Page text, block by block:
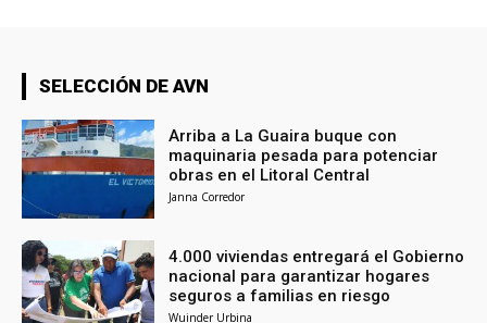
SELECCIÓN DE AVN
Arriba a La Guaira buque con
maquinaria pesada para potenciar
obras en el Litoral Central
Janna Corredor
4.000 viviendas entregará el Gobierno
nacional para garantizar hogares
seguros a familias en riesgo
Wuinder Urbina